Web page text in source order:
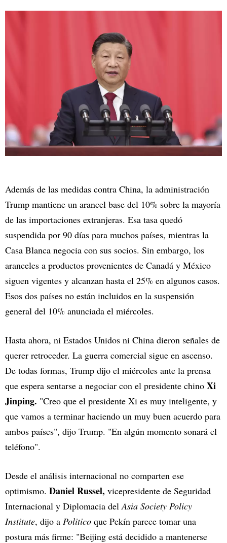
Además de las medidas contra China, la administración
Trump mantiene un arancel base del 10% sobre la mayoría
de las importaciones extranjeras. Esa tasa quedó
suspendida por 90 días para muchos países, mientras la
Casa Blanca negocia con sus socios. Sin embargo, los
aranceles a productos provenientes de Canadá y México
siguen vigentes y alcanzan hasta el 25% en algunos casos.
Esos dos países no están incluidos en la suspensión
general del 10% anunciada el miércoles.
Hasta ahora, ni Estados Unidos ni China dieron señales de
querer retroceder. La guerra comercial sigue en ascenso.
De todas formas, Trump dijo el miércoles ante la prensa
que espera sentarse a negociar con el presidente chino Xi
Jinping. "Creo que el presidente Xi es muy inteligente, y
que vamos a terminar haciendo un muy buen acuerdo para
ambos países", dijo Trump. "En algún momento sonará el
teléfono".
Desde el análisis internacional no comparten ese
optimismo. Daniel Russel, vicepresidente de Seguridad
Internacional y Diplomacia del Asia Society Policy
Institute, dijo a Politico que Pekín parece tomar una
postura más firme: "Beijing está decidido a mantenerse